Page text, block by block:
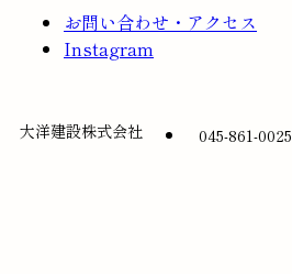
お問い合わせ・アクセス
Instagram
大洋建設株式会社 045-861-0025